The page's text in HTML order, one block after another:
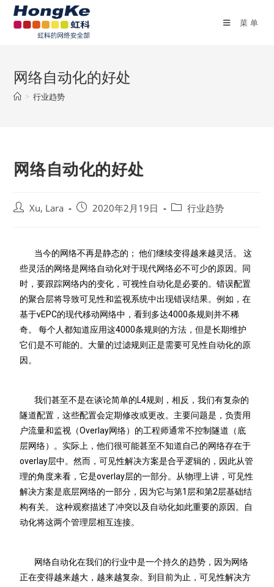
菜单
网络自动化的好处
> 行业趋势
网络自动化的好处
Xu, Lara 2020年2月19日 行业趋势
当今的网络不再是静态的； 他们继续变得越来越灵活。 这
些灵活的网络是网络自动化对于现代网络必不可少的原因。同
时，要跟踪网络内的变化，可视性自动化是必要的。错误配置
的聚合层将导致可见性和监视系统中出现错误结果。例如，在
基于vEPC的现代移动网络中，看到多达4000条规则并不稀
奇。 每个人都知道应用这4000条规则的方法，但是长期维护
它们是不可能的。大量的过滤规则正是需要可见性自动化的原
因。
我们甚至不是在谈论简单的L4规则，相反，我们有复杂的
隧道配置，这些配置会定期修改或更改。主要问题是，负责用
户流量和监视（Overlay网络）的工程师通常不控制隧道（底
层网络）。实际上，他们很可能甚至不知道自己的网络存在于
overlay层中。然而，可见性解决方案是合乎逻辑的，因此从管
理的角度来看，它是overlay层的一部分。从物理上讲，可见性
解决方案是底层网络的一部分，因为它与第1层和第2层基础结
构有关。 这种观察描述了冲突以及自动化如此重要的原因。自
动化将这两个管理层相互连接。
网络自动化在我们的行业中是一个持久的趋势，因为网络
正在变得越来越大，越来越复杂。到目前为止，可见性解决方